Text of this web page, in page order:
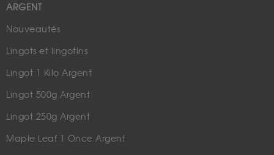
ARGENT
Nouveautés
Lingots et lingotins
Lingot 1 Kilo Argent
Lingot 500g Argent
Lingot 250g Argent
Maple Leaf 1 Once Argent